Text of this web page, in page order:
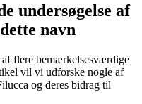
undersøgelse af
navn
flere bemærkelsesværdige
vil vi udforske nogle af
og deres bidrag til